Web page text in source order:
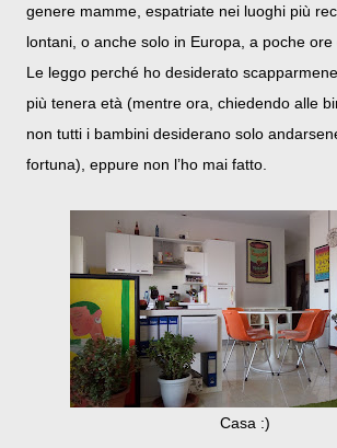
genere mamme, espatriate nei luoghi più
lontani, o anche solo in Europa, a poche ore
Le leggo perché ho desiderato
più tenera età (mentre ora, chiedendo alle
non tutti i bambini desiderano solo
fortuna), eppure non l’ho mai fatto.
Casa :)